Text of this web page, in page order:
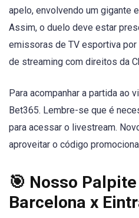
apelo, envolvendo um gigante
Assim, o duelo deve estar
emissoras de TV esportiva
de streaming com direitos da
Para acompanhar a partida ao
Bet365. Lembre-se que é
para acessar o livestream.
aproveitar o código
🎯 Nosso
Barcelona x